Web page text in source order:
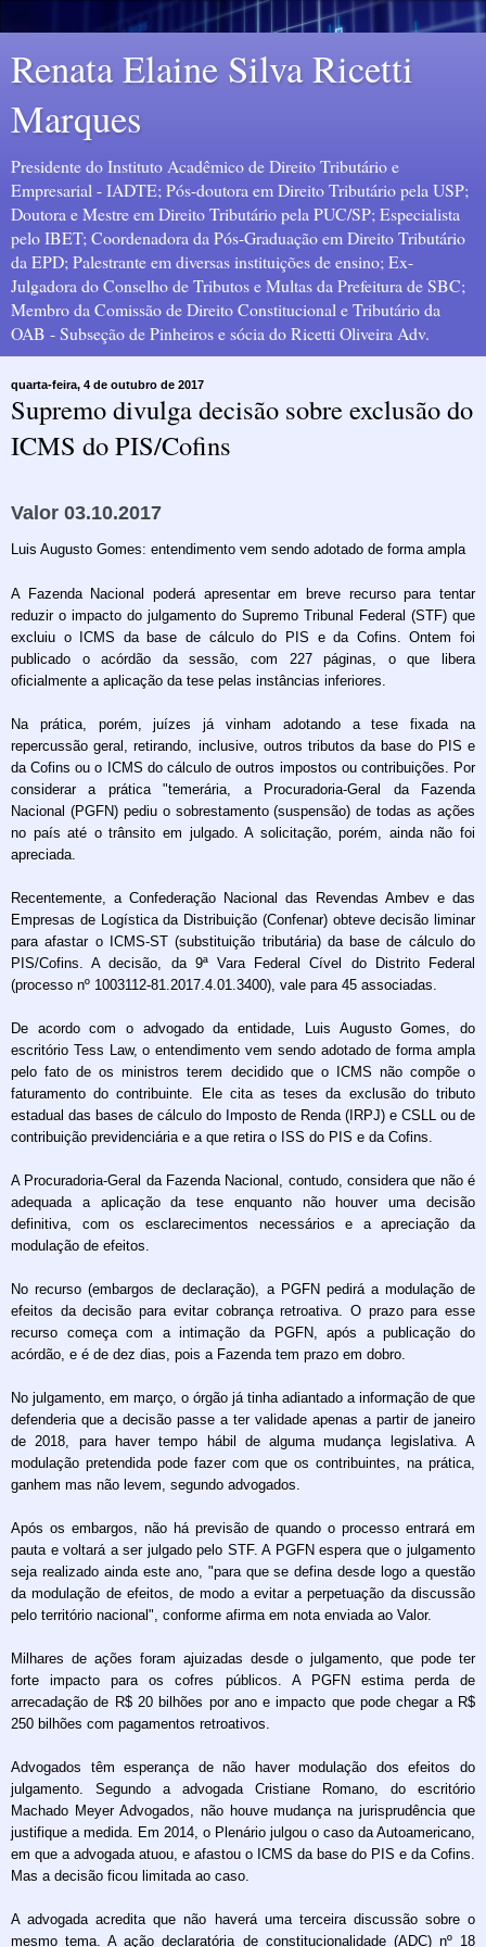
Renata Elaine Silva Ricetti
Marques
Presidente do Instituto Acadêmico de Direito Tributário e
Empresarial - IADTE; Pós-doutora em Direito Tributário pela USP;
Doutora e Mestre em Direito Tributário pela PUC/SP; Especialista
pelo IBET; Coordenadora da Pós-Graduação em Direito Tributário
da EPD; Palestrante em diversas instituições de ensino; Ex-
Julgadora do Conselho de Tributos e Multas da Prefeitura de SBC;
Membro da Comissão de Direito Constitucional e Tributário da
OAB - Subseção de Pinheiros e sócia do Ricetti Oliveira Adv.
quarta-feira, 4 de outubro de 2017
Supremo divulga decisão sobre exclusão do
ICMS do PIS/Cofins
Valor 03.10.2017
Luis Augusto Gomes: entendimento vem sendo adotado de forma ampla
A Fazenda Nacional poderá apresentar em breve recurso para tentar
reduzir o impacto do julgamento do Supremo Tribunal Federal (STF) que
excluiu o ICMS da base de cálculo do PIS e da Cofins. Ontem foi
publicado o acórdão da sessão, com 227 páginas, o que libera
oficialmente a aplicação da tese pelas instâncias inferiores.
Na prática, porém, juízes já vinham adotando a tese fixada na
repercussão geral, retirando, inclusive, outros tributos da base do PIS e
da Cofins ou o ICMS do cálculo de outros impostos ou contribuições. Por
considerar a prática "temerária, a Procuradoria-Geral da Fazenda
Nacional (PGFN) pediu o sobrestamento (suspensão) de todas as ações
no país até o trânsito em julgado. A solicitação, porém, ainda não foi
apreciada.
Recentemente, a Confederação Nacional das Revendas Ambev e das
Empresas de Logística da Distribuição (Confenar) obteve decisão liminar
para afastar o ICMS-ST (substituição tributária) da base de cálculo do
PIS/Cofins. A decisão, da 9ª Vara Federal Cível do Distrito Federal
(processo nº 1003112-81.2017.4.01.3400), vale para 45 associadas.
De acordo com o advogado da entidade, Luis Augusto Gomes, do
escritório Tess Law, o entendimento vem sendo adotado de forma ampla
pelo fato de os ministros terem decidido que o ICMS não compõe o
faturamento do contribuinte. Ele cita as teses da exclusão do tributo
estadual das bases de cálculo do Imposto de Renda (IRPJ) e CSLL ou de
contribuição previdenciária e a que retira o ISS do PIS e da Cofins.
A Procuradoria-Geral da Fazenda Nacional, contudo, considera que não é
adequada a aplicação da tese enquanto não houver uma decisão
definitiva, com os esclarecimentos necessários e a apreciação da
modulação de efeitos.
No recurso (embargos de declaração), a PGFN pedirá a modulação de
efeitos da decisão para evitar cobrança retroativa. O prazo para esse
recurso começa com a intimação da PGFN, após a publicação do
acórdão, e é de dez dias, pois a Fazenda tem prazo em dobro.
No julgamento, em março, o órgão já tinha adiantado a informação de que
defenderia que a decisão passe a ter validade apenas a partir de janeiro
de 2018, para haver tempo hábil de alguma mudança legislativa. A
modulação pretendida pode fazer com que os contribuintes, na prática,
ganhem mas não levem, segundo advogados.
Após os embargos, não há previsão de quando o processo entrará em
pauta e voltará a ser julgado pelo STF. A PGFN espera que o julgamento
seja realizado ainda este ano, "para que se defina desde logo a questão
da modulação de efeitos, de modo a evitar a perpetuação da discussão
pelo território nacional", conforme afirma em nota enviada ao Valor.
Milhares de ações foram ajuizadas desde o julgamento, que pode ter
forte impacto para os cofres públicos. A PGFN estima perda de
arrecadação de R$ 20 bilhões por ano e impacto que pode chegar a R$
250 bilhões com pagamentos retroativos.
Advogados têm esperança de não haver modulação dos efeitos do
julgamento. Segundo a advogada Cristiane Romano, do escritório
Machado Meyer Advogados, não houve mudança na jurisprudência que
justifique a medida. Em 2014, o Plenário julgou o caso da Autoamericano,
em que a advogada atuou, e afastou o ICMS da base do PIS e da Cofins.
Mas a decisão ficou limitada ao caso.
A advogada acredita que não haverá uma terceira discussão sobre o
mesmo tema. A ação declaratória de constitucionalidade (ADC) nº 18